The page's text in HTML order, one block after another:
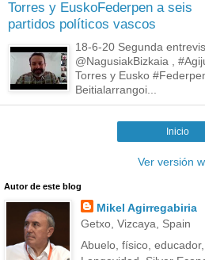
Torres y EuskoFederpen a seis
partidos políticos vascos
18-6-20 Segunda
@NagusiakBizkaia ,
Torres y Eusko
Beitialarrangoi...
Inicio
Ver versión
Autor de este blog
Mikel Agirregabiria
Getxo, Vizcaya, Spain
Abuelo, físico,